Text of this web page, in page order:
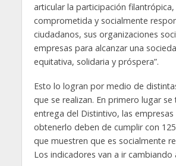
articular la participación filantrópica,
comprometida y socialmente
ciudadanos, sus organizaciones
empresas para alcanzar una
equitativa, solidaria y próspera”.
Esto lo logran por medio de
que se realizan. En primero lugar se
entrega del Distintivo, las empresas
obtenerlo deben de cumplir con
que muestren que es socialmente
Los indicadores van a ir cambiando